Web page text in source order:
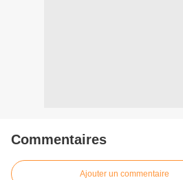
Commentaires
Ajouter un commentaire